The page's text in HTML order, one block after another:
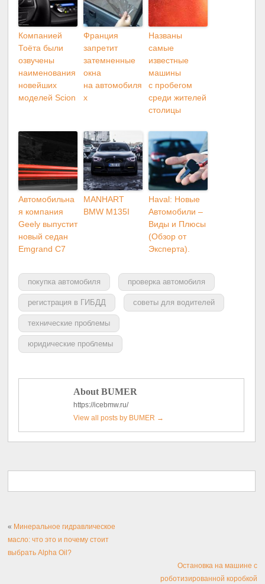
Компанией
Тоёта были
озвучены
наименования
новейших
моделей Scion
Франция
запретит
затемненные
окна
на автомобиля
х
Названы
самые
известные
машины
с пробегом
среди жителей
столицы
Автомобильна
я компания
Geely выпустит
новый седан
Emgrand C7
MANHART
BMW M135I
Haval: Новые
Автомобили –
Виды и Плюсы
(Обзор от
Эксперта).
покупка автомобиля проверка автомобиля
регистрация в ГИБДД советы для водителей
технические проблемы
юридические проблемы
About BUMER
https://icebmw.ru/
View all posts by BUMER →
« Минеральное гидравлическое
масло: что это и почему стоит
выбрать Alpha Oil?
Остановка на машине с
роботизированной коробкой